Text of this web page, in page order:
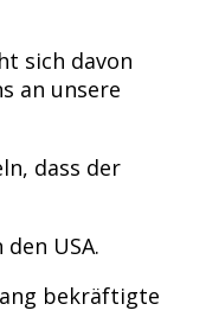
sich davon
an unsere
dass der
USA.
bekräftigte